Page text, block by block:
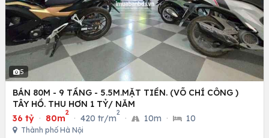
5
BÁN 80M - 9 TẦNG - 5.5M.MẶT TIỀN. (VÕ CHÍ CÔNG )
TÂY HỒ. THU HƠN 1 TỶ/ NĂM
36 tỷ · 80m
2
· 420 tr/m
2
· 10m · 10
Thành phố Hà Nội